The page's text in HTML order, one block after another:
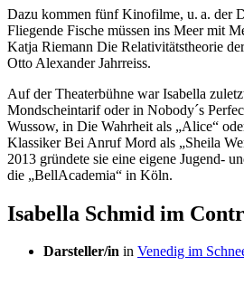
Dazu kommen fünf Kinofilme, u. a. der
Fliegende Fische müssen ins Meer mit
Katja Riemann Die Relativitätstheorie
Otto Alexander Jahrreiss.
Auf der Theaterbühne war Isabella
Mondscheintarif oder in Nobody´s
Wussow, in Die Wahrheit als „Alice“
Klassiker Bei Anruf Mord als „Sheila
2013 gründete sie eine eigene Jugend-
die „BellAcademia“ in Köln.
Isabella Schmid im
Darsteller/in in Venedig im